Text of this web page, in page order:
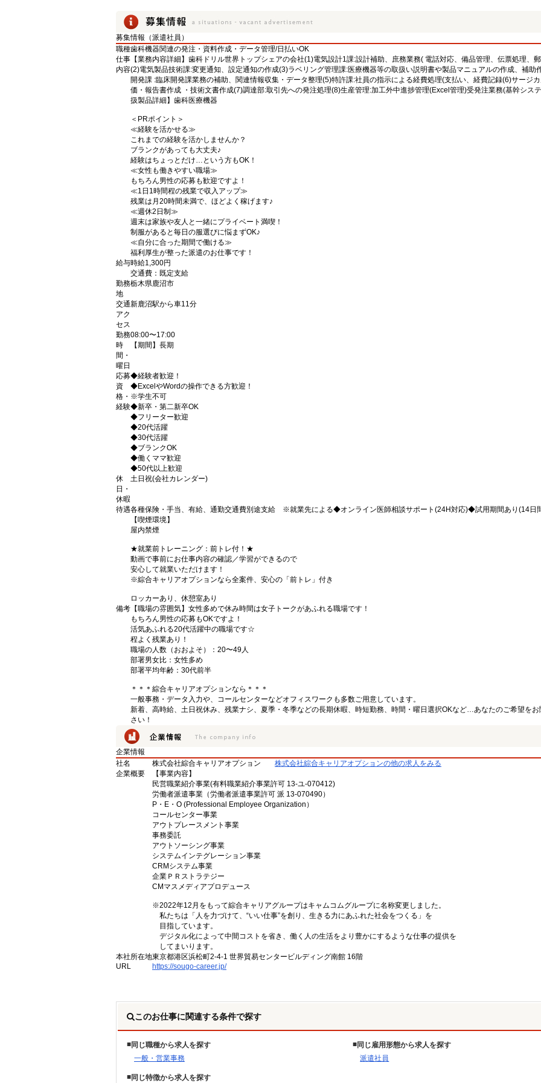
募集情報（派遣社員）
職種歯科機器関連の発注・資料作成・データ管理/日払いOK
仕事
内容
【業務内容詳細】歯科ドリル世界トップシェアの会社(1)電気設計1課:設計補助、庶務業務( 電話対応、備品管理、伝票処理、
(2)電気製品技術課:変更通知、設定通知の作成(3)ラベリング管理課:医療機器等の取扱い説明書や製品マニュアルの作成、補助
開発課 :臨床開発課業務の補助、関連情報収集・データ整理(5)特許課:社員の指示による経費処理(支払い、経費記録(6)サージ
価・報告書作成 ・技術文書作成(7)調達部:取引先への発注処理(8)生産管理:加工外中進捗管理(Excel管理)受発注業務(基幹シス
扱製品詳細】歯科医療機器
＜PRポイント＞
≪経験を活かせる≫
これまでの経験を活かしませんか？
ブランクがあっても大丈夫♪
経験はちょっとだけ…という方もOK！
≪女性も働きやすい職場≫
もちろん男性の応募も歓迎ですよ！
≪1日1時間程の残業で収入アップ≫
残業は月20時間未満で、ほどよく稼げます♪
≪週休2日制≫
週末は家族や友人と一緒にプライベート満喫！
制服があると毎日の服選びに悩まずOK♪
≪自分に合った期間で働ける≫
福利厚生が整った派遣のお仕事です！
給与時給1,300円
交通費：既定支給
勤務
地
栃木県鹿沼市
交通
アク
セス
新鹿沼駅から車11分
勤務
時
間・
曜日
08:00〜17:00
【期間】長期
応募
資
格・
経験
◆経験者歓迎！
◆ExcelやWordの操作できる方歓迎！
※学生不可
◆新卒・第二新卒OK
◆フリーター歓迎
◆20代活躍
◆30代活躍
◆ブランクOK
◆働くママ歓迎
◆50代以上歓迎
休
日・
休暇
土日祝(会社カレンダー)
待遇各種保険・手当、有給、通勤交通費別途支給 ※就業先による◆オンライン医師相談サポート(24H対応)◆試用期間あり(14日
【喫煙環境】
屋内禁煙
★就業前トレーニング：前トレ付！★
動画で事前にお仕事内容の確認／学習ができるので
安心して就業いただけます！
※綜合キャリアオプションなら全案件、安心の「前トレ」付き
ロッカーあり、休憩室あり
備考 【職場の雰囲気】女性多めで休み時間は女子トークがあふれる職場です！
もちろん男性の応募もOKですよ！
活気あふれる20代活躍中の職場です☆
程よく残業あり！
職場の人数（おおよそ）：20〜49人
部署男女比：女性多め
部署平均年齢：30代前半
＊＊＊綜合キャリアオプションなら＊＊＊
一般事務・データ入力や、コールセンターなどオフィスワークも多数ご用意しています。
新着、高時給、土日祝休み、残業ナシ、夏季・冬季などの長期休暇、時短勤務、時間・曜日選択OKなど…あなたのご希望をお
さい！
企業情報
社名
株式会社綜合キャリアオプション
株式会社綜合キャリアオプションの他の求人をみる
企業概要
【事業内容】
民営職業紹介事業(有料職業紹介事業許可 13-ユ-070412)
労働者派遣事業（労働者派遣事業許可 派 13-070490）
P・E・O (Professional Employee Organization）
コールセンター事業
アウトプレースメント事業
事務委託
アウトソーシング事業
システムインテグレーション事業
CRMシステム事業
企業ＰＲストラテジー
CMマスメディアプロデュース
※2022年12月をもって綜合キャリアグループはキャムコムグループに名称変更しました。
私たちは「人を力づけて、“いい仕事”を創り、生きる力にあふれた社会をつくる」を
目指しています。
デジタル化によって中間コストを省き、働く人の生活をより豊かにするような仕事の提供を
してまいります。
本社所在地東京都港区浜松町2-4-1 世界貿易センタービルディング南館 16階
URL
https://sougo-career.jp/
このお仕事に関連する条件で探す
同じ職種から求人を探す
一般・営業事務
同じ雇用形態から求人を探す
派遣社員
同じ特徴から求人を探す